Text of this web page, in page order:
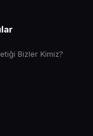
Bizler Kimiz?